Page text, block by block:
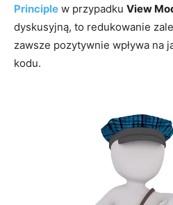
Principle w przypadku View
dyskusyjną, to redukowanie
zawsze pozytywnie wpływa na
kodu.